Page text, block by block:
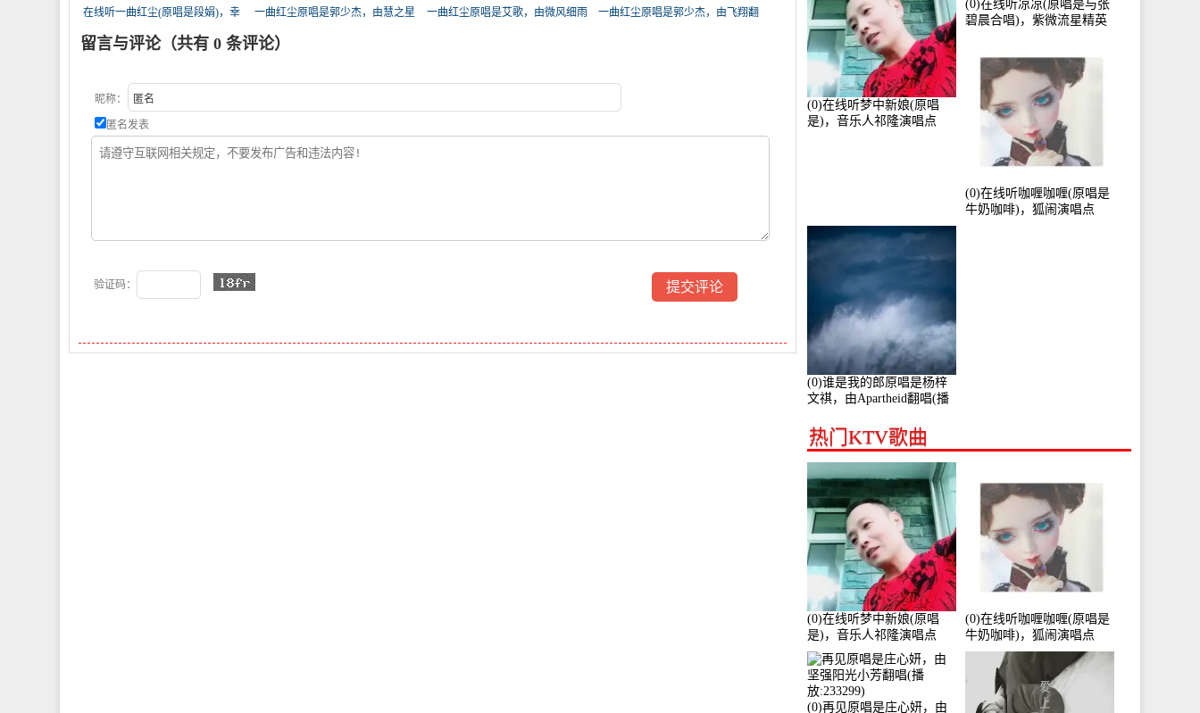
在线听一曲红尘(原唱是段娟)，幸
福人生演唱点播:269次
一曲红尘原唱是郭少杰，由慧之星
沉默是金翻唱(播放:258)
一曲红尘原唱是艾歌，由微风细雨
一曲红尘原唱是郭少杰，由飞翔翻
留言与评论（共有 0 条评论）
昵称：
匿名发表
验证码：
(0)在线听梦中新娘(原唱
是)，音乐人祁隆演唱点
(0)在线听凉凉(原唱是与张
碧晨合唱)，紫微流星精英
(0)在线听咖喱咖喱(原唱是
牛奶咖啡)，狐闹演唱点
(0)谁是我的郎原唱是杨梓
文祺，由Apartheid翻唱(播
热门KTV歌曲
(0)在线听梦中新娘(原唱
是)，音乐人祁隆演唱点
播:2713192次
(0)在线听咖喱咖喱(原唱是
牛奶咖啡)，狐闹演唱点
播:287579次
(0)再见原唱是庄心妍，由